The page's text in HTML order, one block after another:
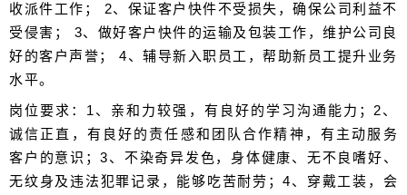
收派件工作； 2、保证客户快件不受损失，确保公司利益不
受侵害； 3、做好客户快件的运输及包装工作，维护公司良
好的客户声誉； 4、辅导新入职员工，帮助新员工提升业务
水平。
岗位要求：1、亲和力较强，有良好的学习沟通能力；2、
诚信正直，有良好的责任感和团队合作精神，有主动服务
客户的意识；3、不染奇异发色，身体健康、无不良嗜好、
无纹身及违法犯罪记录，能够吃苦耐劳；4、穿戴工装，会